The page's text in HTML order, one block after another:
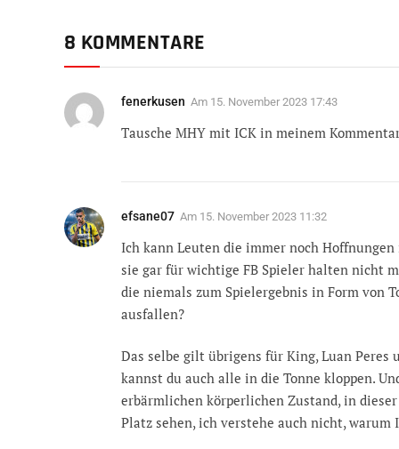
8 KOMMENTARE
fenerkusen Am 15. November 2023 17:43
Tausche MHY mit ICK in meinem
efsane07 Am 15. November 2023 11:32
Ich kann Leuten die immer noch
sie gar für wichtige FB Spieler halten nicht
die niemals zum Spielergebnis in Form von
ausfallen?
Das selbe gilt übrigens für King, Luan Peres
kannst du auch alle in die Tonne kloppen.
erbärmlichen körperlichen Zustand, in
Platz sehen, ich verstehe auch nicht,